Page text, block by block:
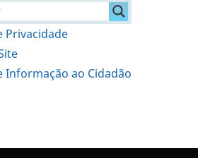
Privacidade
Informação ao Cidadão